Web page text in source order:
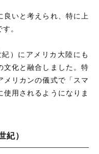
良いと考えられ、特に上
。
）にアメリカ大陸にも
文化と融合しました。特
メリカンの儀式で「スマ
用されるようになりま
紀）